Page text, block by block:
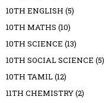
10TH ENGLISH (5)
10TH MATHS (10)
10TH SCIENCE (13)
10TH SOCIAL SCIENCE (5)
10TH TAMIL(12)
11TH CHEMISTRY(2)